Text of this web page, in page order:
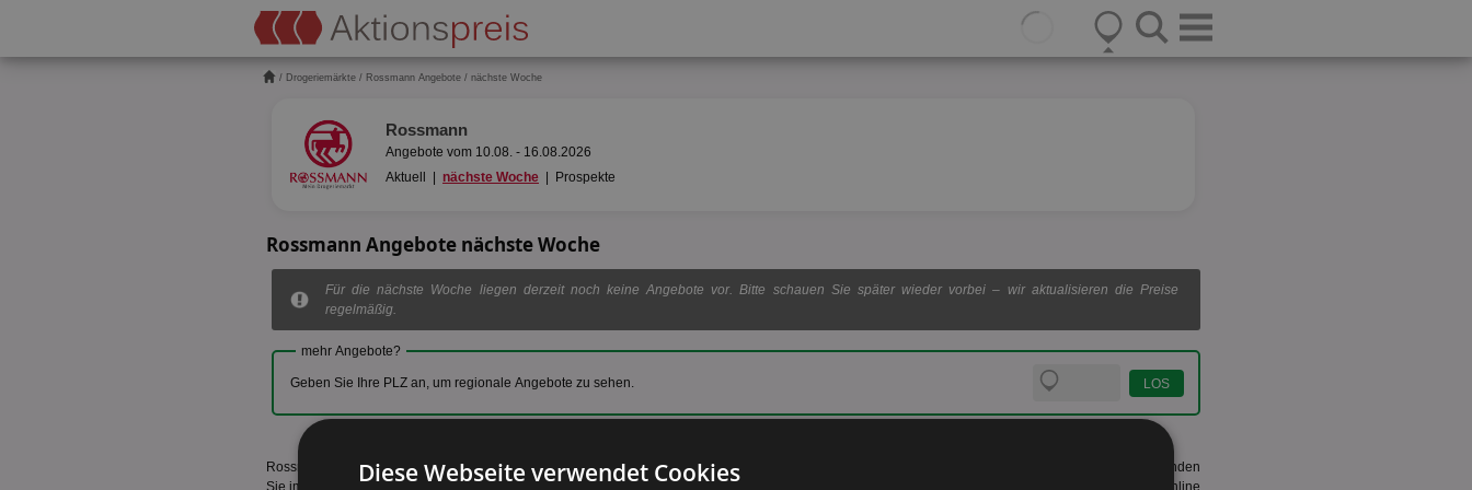
/ Drogeriemärkte / Rossmann Angebote / nächste Woche
Rossmann
Angebote vom 10.08. - 16.08.2026
Aktuell
nächste Woche Prospekte
Rossmann Angebote nächste Woche
Für die nächste Woche liegen derzeit noch keine Angebote vor. Bitte schauen Sie später wieder vorbei – wir aktualisieren die Preise
regelmäßig.
mehr Angebote?
Geben Sie Ihre PLZ an, um regionale Angebote zu sehen.
Rossmann ist Ihre Lieblingsdrogerie und Sie wollen keineRossmann Werbung
mehr verpassen? Dann sind Sie bei Aktionspreis genau richtig. Hier finden
Sie immer aktuell die Rossmann Angebote ab Montag und auch Zeitnah die Rossmann Angebote ab 10.08.. Doch hier finden Sie nicht nur einfach ein online
Diese Webseite verwendet Cookies